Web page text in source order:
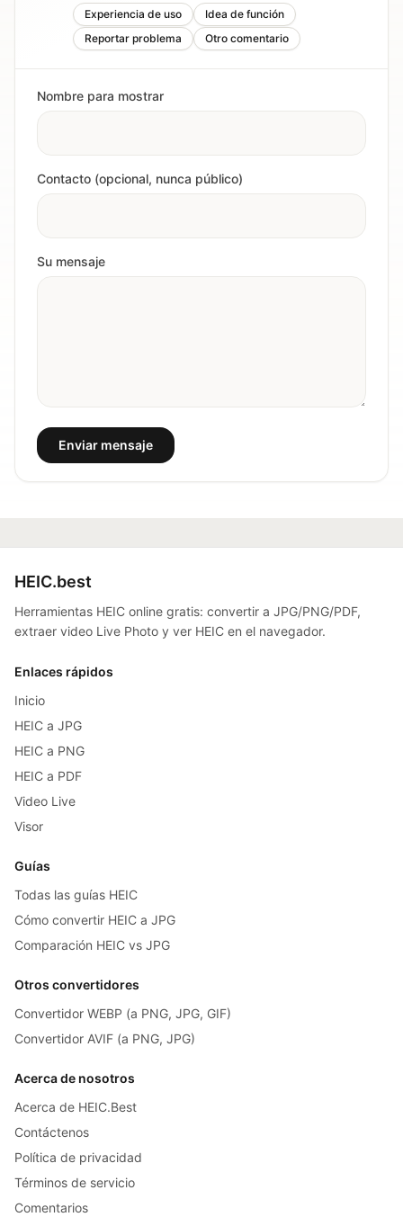
Experiencia de uso
Idea de función
Reportar problema
Otro comentario
Nombre para mostrar
Contacto (opcional, nunca público)
Su mensaje
Enviar mensaje
HEIC.best
Herramientas HEIC online gratis: convertir a JPG/PNG/PDF,
extraer video Live Photo y ver HEIC en el navegador.
Enlaces rápidos
Inicio
HEIC a JPG
HEIC a PNG
HEIC a PDF
Video Live
Visor
Guías
Todas las guías HEIC
Cómo convertir HEIC a JPG
Comparación HEIC vs JPG
Otros convertidores
Convertidor WEBP (a PNG, JPG, GIF)
Convertidor AVIF (a PNG, JPG)
Acerca de nosotros
Acerca de HEIC.Best
Contáctenos
Política de privacidad
Términos de servicio
Comentarios